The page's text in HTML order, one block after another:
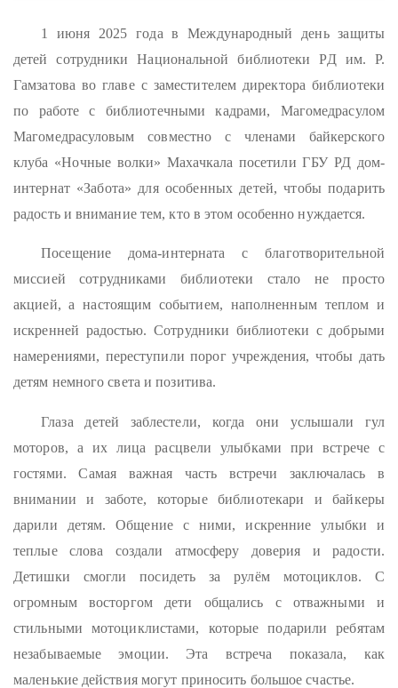
1 июня 2025 года в Международный день защиты
детей сотрудники Национальной библиотеки РД им. Р.
Гамзатова во главе с заместителем директора библиотеки
по работе с библиотечными кадрами, Магомедрасулом
Магомедрасуловым совместно с членами байкерского
клуба «Ночные волки» Махачкала посетили ГБУ РД дом-
интернат «Забота» для особенных детей, чтобы подарить
радость и внимание тем, кто в этом особенно нуждается.
Посещение дома-интерната с благотворительной
миссией сотрудниками библиотеки стало не просто
акцией, а настоящим событием, наполненным теплом и
искренней радостью. Сотрудники библиотеки с добрыми
намерениями, переступили порог учреждения, чтобы дать
детям немного света и позитива.
Глаза детей заблестели, когда они услышали гул
моторов, а их лица расцвели улыбками при встрече с
гостями. Самая важная часть встречи заключалась в
внимании и заботе, которые библиотекари и байкеры
дарили детям. Общение с ними, искренние улыбки и
теплые слова создали атмосферу доверия и радости.
Детишки смогли посидеть за рулём мотоциклов. С
огромным восторгом дети общались с отважными и
стильными мотоциклистами, которые подарили ребятам
незабываемые эмоции. Эта встреча показала, как
маленькие действия могут приносить большое счастье.